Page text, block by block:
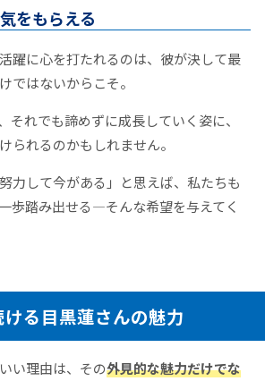
をもらえる
躍に心を打たれるのは、彼が決して最
ではないからこそ。
それでも諦めずに成長していく姿に、
られるのかもしれません。
力して今がある」と思えば、私たちも
歩踏み出せる—そんな希望を与えてく
る目黒蓮さんの魅力
い理由は、その外見的な魅力だけでな